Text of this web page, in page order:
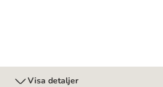
Visa detaljer